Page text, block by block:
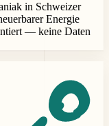
in Schweizer
Energie
— keine Daten